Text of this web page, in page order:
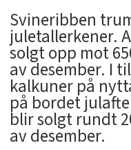
Svineribben
juletallerkener.
solgt opp mot
av desember. I
kalkuner på
på bordet
blir solgt rundt
av desember.